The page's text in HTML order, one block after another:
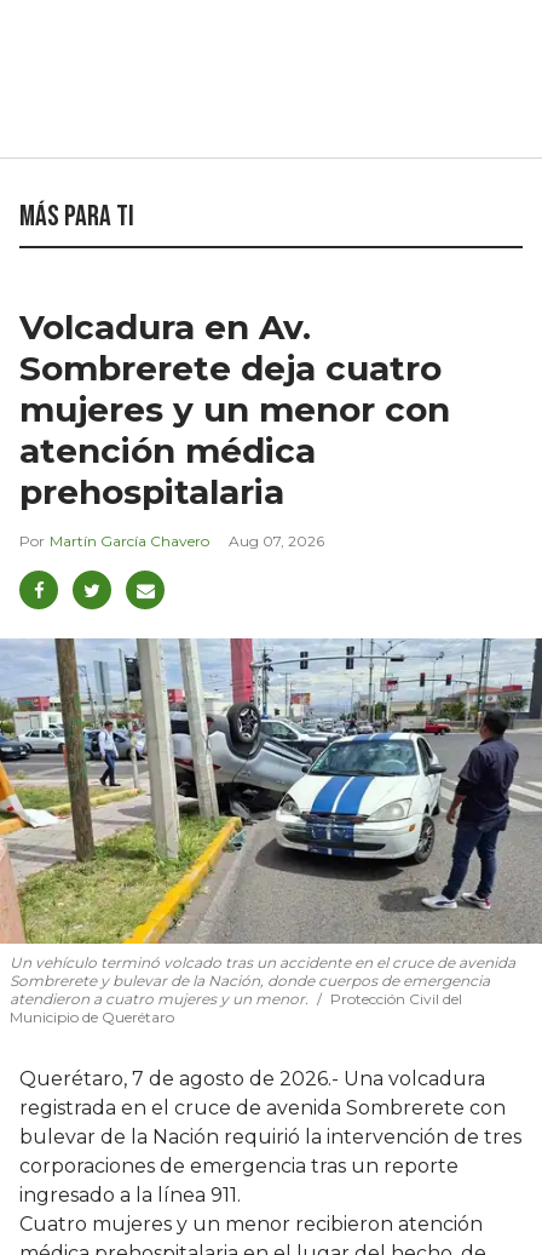
Más para ti
Volcadura en Av.
Sombrerete deja cuatro
mujeres y un menor con
atención médica
prehospitalaria
Martín García Chavero Aug 07, 2026
Un vehículo terminó volcado tras un accidente en el cruce de avenida
Sombrerete y bulevar de la Nación, donde cuerpos de emergencia
atendieron a cuatro mujeres y un menor.
Protección Civil del
Municipio de Querétaro
Querétaro, 7 de agosto de 2026.- Una volcadura
registrada en el cruce de avenida Sombrerete con
bulevar de la Nación requirió la intervención de tres
corporaciones de emergencia tras un reporte
ingresado a la línea 911.
Cuatro mujeres y un menor recibieron atención